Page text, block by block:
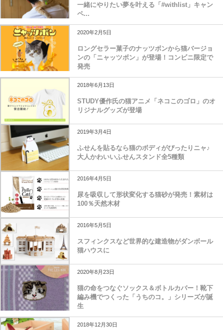
一緒にやりたい夢を叶える「#withlist」キャン
ペ...
2020年2月5日
ロングセラー菓子のナッツボンから猫バージョ
ンの「ニャッツボン」が登場！コンビニ限定で
発売
2018年6月13日
STUDY優作氏の猫アニメ「ネコこのゴロ」のオ
リジナルグッズが登場
2019年3月4日
ふせんを貼るなら猫のボディがぴったりニャ♪
大人かわいいふせんスタンド全5種類
2016年4月5日
尿を吸収して形状変化する猫砂が発売！素材は
100％天然木材
2016年5月5日
スフィンクスなど世界的な建造物がダンボール
猫ハウスに
2020年8月23日
猫の命をつなぐソックス＆ボトルカバー！靴下
編み機でつくった「うちのコ。」シリーズが誕
生
2018年12月30日